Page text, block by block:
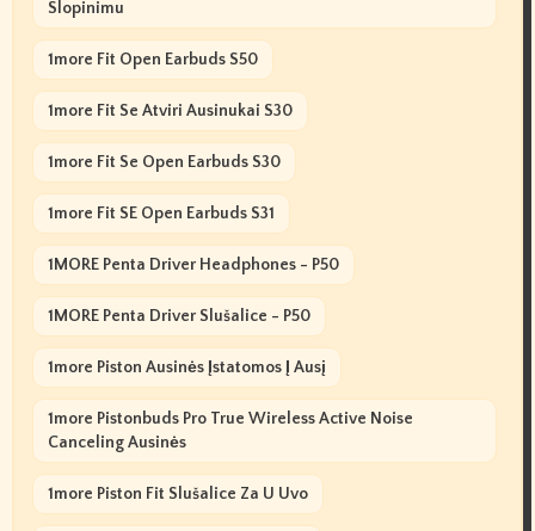
Slopinimu
1more Fit Open Earbuds S50
1more Fit Se Atviri Ausinukai S30
1more Fit Se Open Earbuds S30
1more Fit SE Open Earbuds S31
1MORE Penta Driver Headphones - P50
1MORE Penta Driver Slušalice - P50
1more Piston Ausinės Įstatomos Į Ausį
1more Pistonbuds Pro True Wireless Active Noise
Canceling Ausinės
1more Piston Fit Slušalice Za U Uvo